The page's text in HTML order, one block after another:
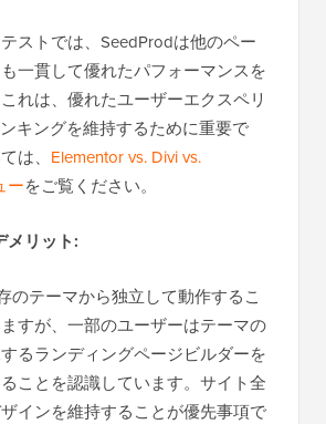
ストでは、SeedProdは他のペー
一貫して優れたパフォーマンスを
れは、優れたユーザーエクスペリ
キングを維持するために重要で
は、 Elementor vs. Divi vs.
ーをご覧ください。
メリット:
のテーマから独立して動作するこ
すが、一部のユーザーはテーマの
るランディングページビルダーを
ことを認識しています。サイト全
インを維持することが優先事項で